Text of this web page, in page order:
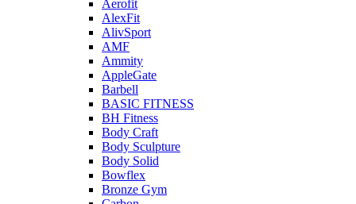
Aerofit
AlexFit
AlivSport
AMF
Ammity
AppleGate
Barbell
BASIC FITNESS
BH Fitness
Body Craft
Body Sculpture
Body Solid
Bowflex
Bronze Gym